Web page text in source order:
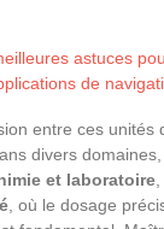
astuces
de
entre ces unités
divers
et laboratoire,
, où le dosage